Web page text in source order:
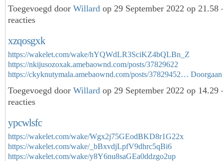
Toegevoegd door Willard op 29 September 2022 op
reacties
xzqosgxk
https://wakelet.com/wake/hYQWdLR3SciKZ4bQLBn_Z
https://nkijusozoxak.amebaownd.com/posts/37829622
https://ckyknutymala.amebaownd.com/posts/37829452… Doorgaan
Toegevoegd door Willard op 29 September 2022 op
reacties
ypcwlsfc
https://wakelet.com/wake/Wgx2j75GEodBKD8r1G22x
https://wakelet.com/wake/_bBxvdjLpfV9dhrc5qBi6
https://wakelet.com/wake/y8Y6nu8saGEa0ddzgo2up